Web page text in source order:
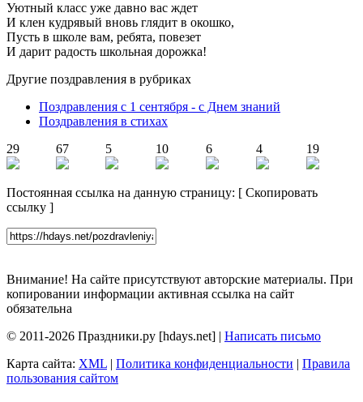
Уютный класс уже давно вас ждет
И клен кудрявый вновь глядит в окошко,
Пусть в школе вам, ребята, повезет
И дарит радость школьная дорожка!
Другие поздравления в рубриках
Поздравления с 1 сентября - с Днем знаний
Поздравления в стихах
29
67 5 10 6 4 19
Постоянная ссылка на данную страницу: [ Скопировать
ссылку ]
Внимание! На сайте присутствуют авторские материалы. При
копировании информации активная ссылка на сайт
обязательна
© 2011-2026 Праздники.ру [hdays.net] | Написать письмо
Карта сайта: XML | Политика конфиденциальности | Правила
пользования сайтом